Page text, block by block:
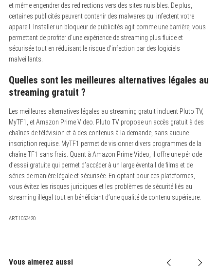
et même engendrer des redirections vers des sites nuisibles. De plus,
certaines publicités peuvent contenir des malwares qui infectent votre
appareil. Installer un bloqueur de publicités agit comme une barrière, vous
permettant de profiter d’une expérience de streaming plus fluide et
sécurisée tout en réduisant le risque d’infection par des logiciels
malveillants.
Quelles sont les meilleures alternatives légales au
streaming gratuit ?
Les meilleures alternatives légales au streaming gratuit incluent Pluto TV,
MyTF1, et Amazon Prime Video. Pluto TV propose un accès gratuit à des
chaînes de télévision et à des contenus à la demande, sans aucune
inscription requise. MyTF1 permet de visionner divers programmes de la
chaîne TF1 sans frais. Quant à Amazon Prime Video, il offre une période
d’essai gratuite qui permet d’accéder à un large éventail de films et de
séries de manière légale et sécurisée. En optant pour ces plateformes,
vous évitez les risques juridiques et les problèmes de sécurité liés au
streaming illégal tout en bénéficiant d’une qualité de contenu supérieure.
ART.1053420
Vous aimerez aussi